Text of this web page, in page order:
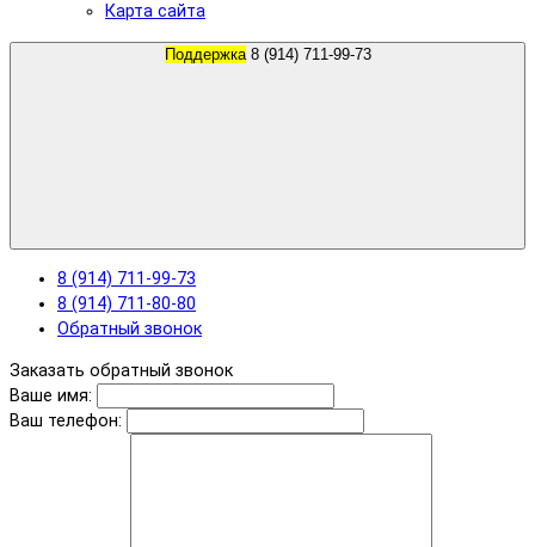
Карта сайта
Поддержка 8 (914) 711-99-73
8 (914) 711-99-73
8 (914) 711-80-80
Обратный звонок
Заказать обратный звонок
Ваше имя:
Ваш телефон: